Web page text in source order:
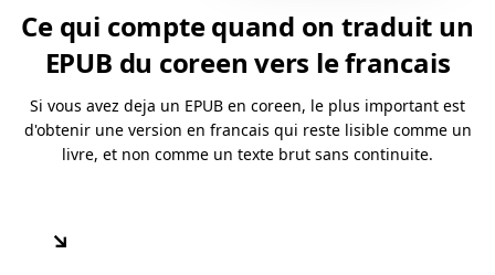
Ce qui compte quand on traduit un
EPUB du coreen vers le francais
Si vous avez deja un EPUB en coreen, le plus important est
d'obtenir une version en francais qui reste lisible comme un
livre, et non comme un texte brut sans continuite.
↘